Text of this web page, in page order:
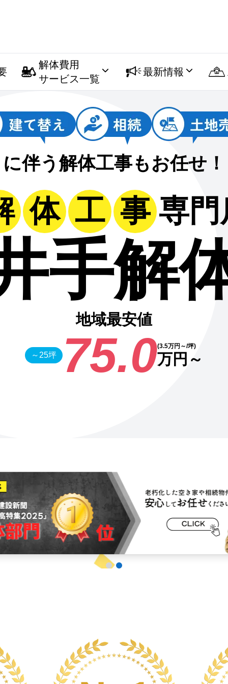
解体費用
サービス一覧
最新情報
に伴う解体工事もお任せ！
体 工 事 専門
手解
地域最安値
～25坪 75.0(3.5万円～/坪)
万円～